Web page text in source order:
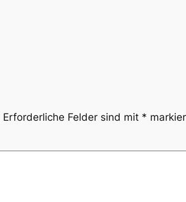
Erforderliche Felder sind mit *